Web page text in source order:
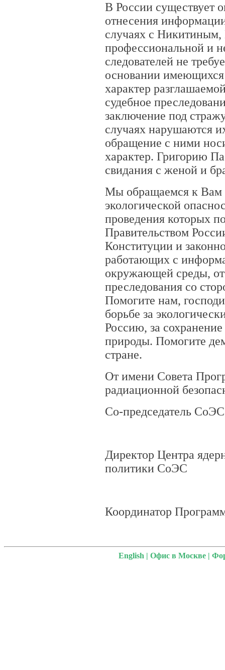
В России существует
отнесения
случаях с
профессиональной и
следователей не
основании имеющихся
характер
судебное
заключение под
случаях нарушаются
обращение с ними
характер. Григорию
свидания с женой и
Мы обращаемся к Вам
экологической
проведения которых
Правительством
Конституции и
работающих с
окружающей среды, от
преследования со
Помогите нам,
борьбе за
Россию, за
природы. Помогите
стране.
От имени Совета
радиационной
Со-председатель СоЭС
Директор Центра
политики СоЭС
Координатор
English | Офис в Москве |